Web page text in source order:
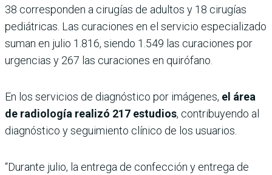
38 corresponden a cirugías de adultos y 18 cirugías
pediátricas. Las curaciones en el servicio especializado
suman en julio 1.816, siendo 1.549 las curaciones por
urgencias y 267 las curaciones en quirófano.
En los servicios de diagnóstico por imágenes, el área
de radiología realizó 217 estudios, contribuyendo al
diagnóstico y seguimiento clínico de los usuarios.
“Durante julio, la entrega de confección y entrega de